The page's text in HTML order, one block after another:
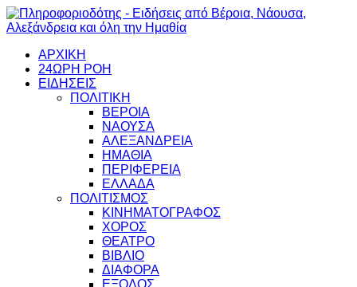
ΑΡΧΙΚΗ
24ΩΡΗ ΡΟΗ
ΕΙΔΗΣΕΙΣ
ΠΟΛΙΤΙΚΗ
ΒΕΡΟΙΑ
ΝΑΟΥΣΑ
ΑΛΕΞΑΝΔΡΕΙΑ
ΗΜΑΘΙΑ
ΠΕΡΙΦΕΡΕΙΑ
ΕΛΛΑΔΑ
ΠΟΛΙΤΙΣΜΟΣ
ΚΙΝΗΜΑΤΟΓΡΑΦΟΣ
ΧΟΡΟΣ
ΘΕΑΤΡΟ
ΒΙΒΛΙΟ
ΔΙΑΦΟΡΑ
ΕΞΟΔΟΣ